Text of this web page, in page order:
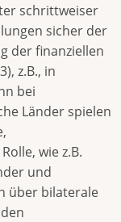
schrittweiser
sicher der
der finanziellen
z.B., in
bei
Länder spielen
wie z.B.
und
über bilaterale